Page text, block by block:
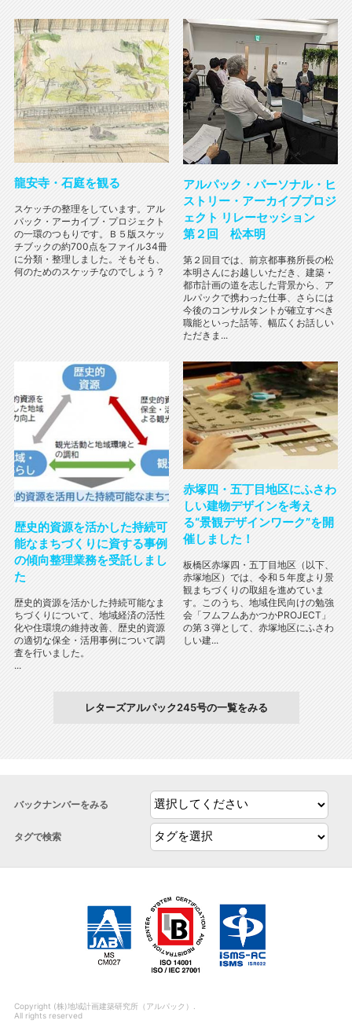
龍安寺・石庭を観る
スケッチの整理をしています。アル
パック・アーカイブ・プロジェクト
の一環のつもりです。Ｂ５版スケッ
チブックの約700点をファイル34冊
に分類・整理しました。そもそも、
何のためのスケッチなのでしょう？
アルパック・パーソナル・ヒ
ストリー・アーカイブプロジ
ェクト リレーセッション
第２回 松本明
第２回目では、前京都事務所長の松
本明さんにお越しいただき、建築・
都市計画の道を志した背景から、ア
ルパックで携わった仕事、さらには
今後のコンサルタントが確立すべき
職能といった話等、幅広くお話しい
ただきま...
歴史的資源を活かした持続可
能なまちづくりに資する事例
の傾向整理業務を受託しまし
た
歴史的資源を活かした持続可能なま
ちづくりについて、地域経済の活性
化や住環境の維持改善、歴史的資源
の適切な保全・活用事例について調
査を行いました。
...
赤塚四・五丁目地区にふさわ
しい建物デザインを考え
る“景観デザインワーク”を開
催しました！
板橋区赤塚四・五丁目地区（以下、
赤塚地区）では、令和５年度より景
観まちづくりの取組を進めていま
す。このうち、地域住民向けの勉強
会「フムフムあかつかPROJECT」
の第３弾として、赤塚地区にふさわ
しい建...
レターズアルパック245号の一覧をみる
バックナンバーをみる
タグで検索
Copyright (株)地域計画建築研究所（アルパック）.
All rights reserved